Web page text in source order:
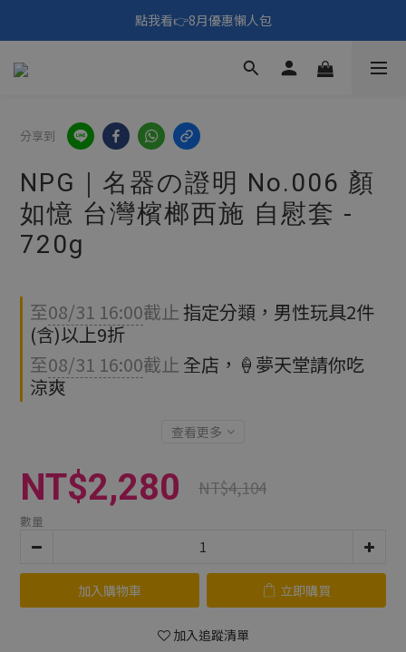
🎑《仲夏夜之淫夢》野獸先輩主題展！🙌點我看活動內容🙌
點我看👉8月優惠懶人包
填寫問券拿 69元折扣🧧
分享到
NPG｜名器の證明 No.006 顏
如憶 台灣檳榔西施 自慰套 -
720g
至08/31 16:00截止 指定分類，男性玩具2件
(含)以上9折
至08/31 16:00截止 全店，🍦夢天堂請你吃
涼爽
查看更多
NT$2,280 NT$4,104
數量
加入購物車 立即購買
加入追蹤清單